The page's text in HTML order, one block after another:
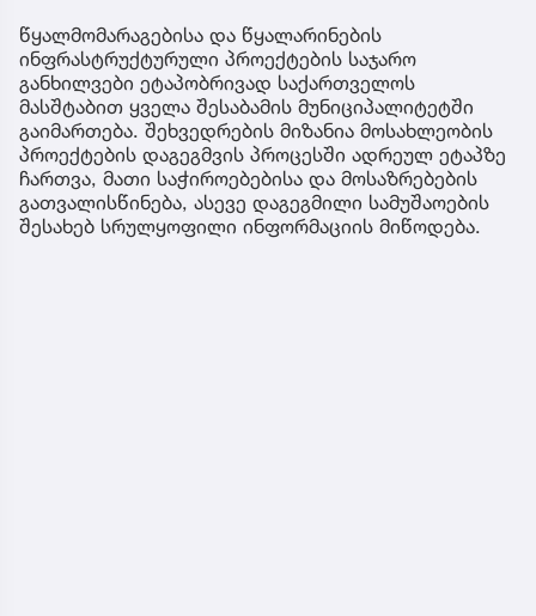
წყალმომარაგებისა და წყალარინების
ინფრასტრუქტურული პროექტების საჯარო
განხილვები ეტაპობრივად საქართველოს
მასშტაბით ყველა შესაბამის მუნიციპალიტეტში
გაიმართება. შეხვედრების მიზანია მოსახლეობის
პროექტების დაგეგმვის პროცესში ადრეულ ეტაპზე
ჩართვა, მათი საჭიროებებისა და მოსაზრებების
გათვალისწინება, ასევე დაგეგმილი სამუშაოების
შესახებ სრულყოფილი ინფორმაციის მიწოდება.